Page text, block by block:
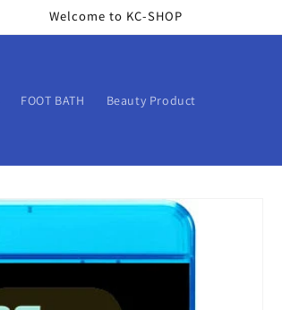
Welcome to KC-SHOP
FOOT BATH Beauty Product